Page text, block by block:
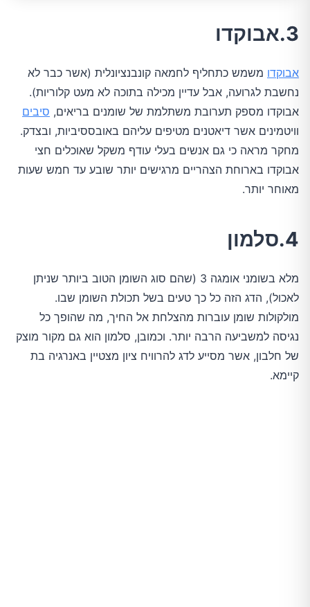
3.אבוקדו
אבוקדו משמש כתחליף לחמאה קונבנציונלית (אשר כבר לא
נחשבת לגרועה, אבל עדיין מכילה בתוכה לא מעט קלוריות).
אבוקדו מספק תערובת משתלמת של שומנים בריאים, סיבים
וויטמינים אשר דיאטנים מטיפים עליהם באובססיביות, ובצדק.
מחקר מראה כי גם אנשים בעלי עודף משקל שאוכלים חצי
אבוקדו בארוחת הצהריים מרגישים יותר שובע עד חמש שעות
מאוחר יותר.
4.סלמון
מלא בשומני אומגה 3 (שהם סוג השומן הטוב ביותר שניתן
לאכול), הדג הזה כל כך טעים בשל תכולת השומן שבו.
מולקולות שומן עוברות מהצלחת אל החיך, מה שהופך כל
נגיסה למשביעה הרבה יותר. וכמובן, סלמון הוא גם מקור מוצק
של חלבון, אשר מסייע לדג להרוויח ציון מצטיין באנרגיה בת
קיימא.